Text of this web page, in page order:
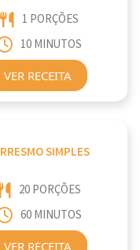
1 PORÇÕES
10 MINUTOS
VER RECEITA
SIMPLES
20 PORÇÕES
60 MINUTOS
VER RECEITA